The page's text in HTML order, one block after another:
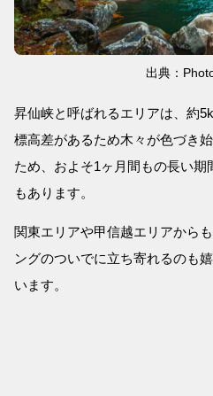
出典：
昇仙峡と呼ばれるエリアは、約
標高差があるため木々が色づき
ため、およそ1ヶ月間もの長い
もあります。
関東エリアや甲信越エリアから
ングのついでに立ち寄れるのも
います。